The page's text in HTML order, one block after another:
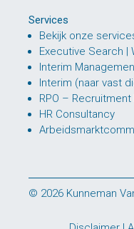
Services
Bekijk onze
Executive Search |
Interim
Interim (naar vast
RPO –
HR Consultancy
© 2026 Kunneman